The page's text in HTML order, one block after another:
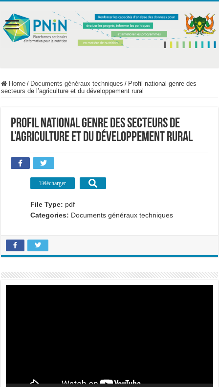
Home / Documents généraux techniques / Profil national genre des
secteurs de l’agriculture et du développement rural
Profil national genre des secteurs de
l’agriculture et du développement rural
Télécharger
File Type: pdf
Categories: Documents généraux techniques